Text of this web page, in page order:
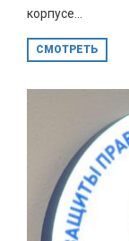
корпусе...
СМОТРЕТЬ